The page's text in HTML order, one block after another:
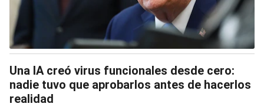
Una IA creó virus funcionales desde cero:
nadie tuvo que aprobarlos antes de hacerlos
realidad